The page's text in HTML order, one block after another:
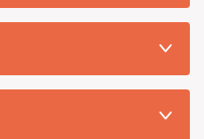
gibi yerlere bu süre 7 güne